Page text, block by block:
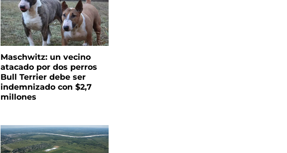
Maschwitz: un vecino
atacado por dos perros
Bull Terrier debe ser
indemnizado con $2,7
millones